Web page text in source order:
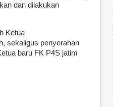
dan dilakukan
Ketua
sekaligus penyerahan
baru FK P4S jatim